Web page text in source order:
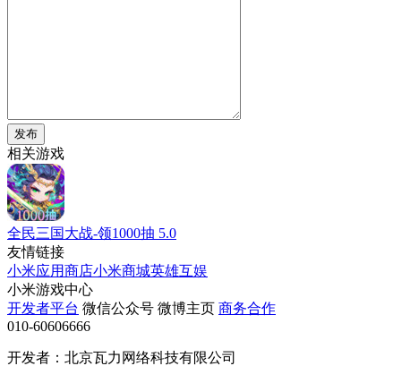
发布
相关游戏
全民三国大战-领1000抽 5.0
友情链接
小米应用商店小米商城英雄互娱
小米游戏中心
开发者平台 微信公众号 微博主页 商务合作
010-60606666
开发者：北京瓦力网络科技有限公司